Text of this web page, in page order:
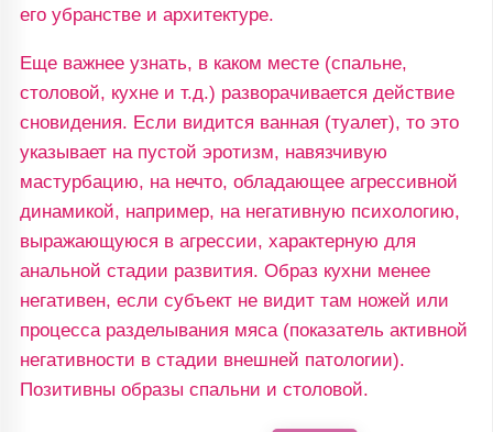
его убранстве и архитектуре.
Еще важнее узнать, в каком месте (спальне,
столовой, кухне и т.д.) разворачивается действие
сновидения. Если видится ванная (туалет), то это
указывает на пустой эротизм, навязчивую
мастурбацию, на нечто, обладающее агрессивной
динамикой, например, на негативную психологию,
выражающуюся в агрессии, характерную для
анальной стадии развития. Образ кухни менее
негативен, если субъект не видит там ножей или
процесса разделывания мяса (показатель активной
негативности в стадии внешней патологии).
Позитивны образы спальни и столовой.